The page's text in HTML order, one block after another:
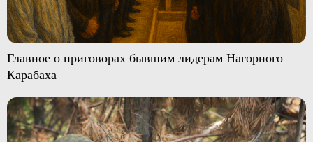
Главное о приговорах бывшим лидерам Нагорного
Карабаха